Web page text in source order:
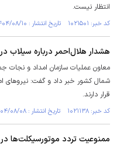
انتظار نیست.
کد خبر: ۱۰۲۱۵۰۱ تاریخ انتشار : ۱۴۰۴/۰۸/۱۰
هشدار هلال‌احمر درباره سیلاب
معاون عملیات سازمان امداد و نجات
شمال کشور خبر داد و گفت: نیروهای
قرار دارند.
کد خبر: ۱۰۲۱۱۳۸ تاریخ انتشار : ۱۴۰۴/۰۸/۰۸
ممنوعیت تردد موتورسیکلت‌ها در ۴ محور شمالی کشور تا شنبه